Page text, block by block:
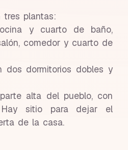
tres plantas:
y cuarto de baño,
comedor y cuarto de
dos dormitorios dobles y
alta del pueblo, con
Hay sitio para dejar el
de la casa.